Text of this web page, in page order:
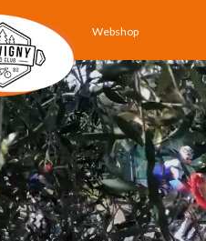
Webshop